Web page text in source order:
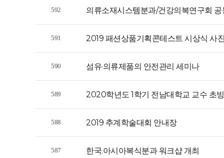
592 의류소재시스템분과/건강의복연구회 공
591 2019 패션상품기획콘테스트 시상식 사진
590 섬유·의류제품의 안전관리 세미나
589 2020학년도 1학기 전남대학교 교수 초
588 2019 추계학술대회 안내장
587 한국.아시아복식분과 워크샵 개최